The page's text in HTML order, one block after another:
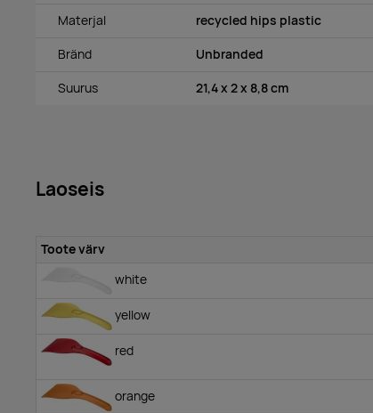
Materjal recycled hips plastic
Bränd Unbranded
Suurus 21,4 x 2 x 8,8 cm
Laoseis
Toote värv
white
yellow
red
orange